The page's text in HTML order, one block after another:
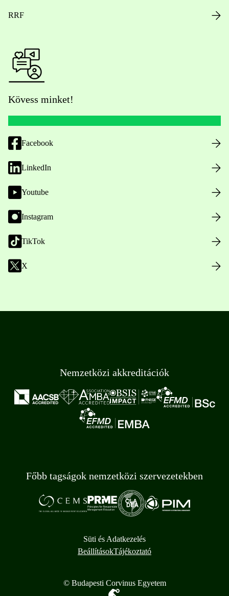
RRF
Kövess minket!
Facebook
LinkedIn
Youtube
Instagram
TikTok
X
Nemzetközi akkreditációk
Főbb tagságok nemzetközi szervezetekben
Süti és Adatkezelés
BeállításokTájékoztató
© Budapesti Corvinus Egyetem